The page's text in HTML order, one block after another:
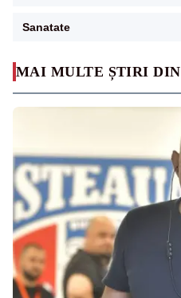
MAI MULTE ȘTIRI DIN
Sanatate